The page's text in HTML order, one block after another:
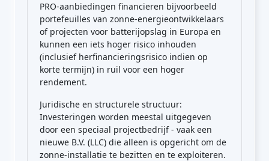
PRO-aanbiedingen financieren bijvoorbeeld
portefeuilles van zonne-energieontwikkelaars
of projecten voor batterijopslag in Europa en
kunnen een iets hoger risico inhouden
(inclusief herfinancieringsrisico indien op
korte termijn) in ruil voor een hoger
rendement.
Juridische en structurele structuur:
Investeringen worden meestal uitgegeven
door een speciaal projectbedrijf - vaak een
nieuwe B.V. (LLC) die alleen is opgericht om de
zonne-installatie te bezitten en te exploiteren.